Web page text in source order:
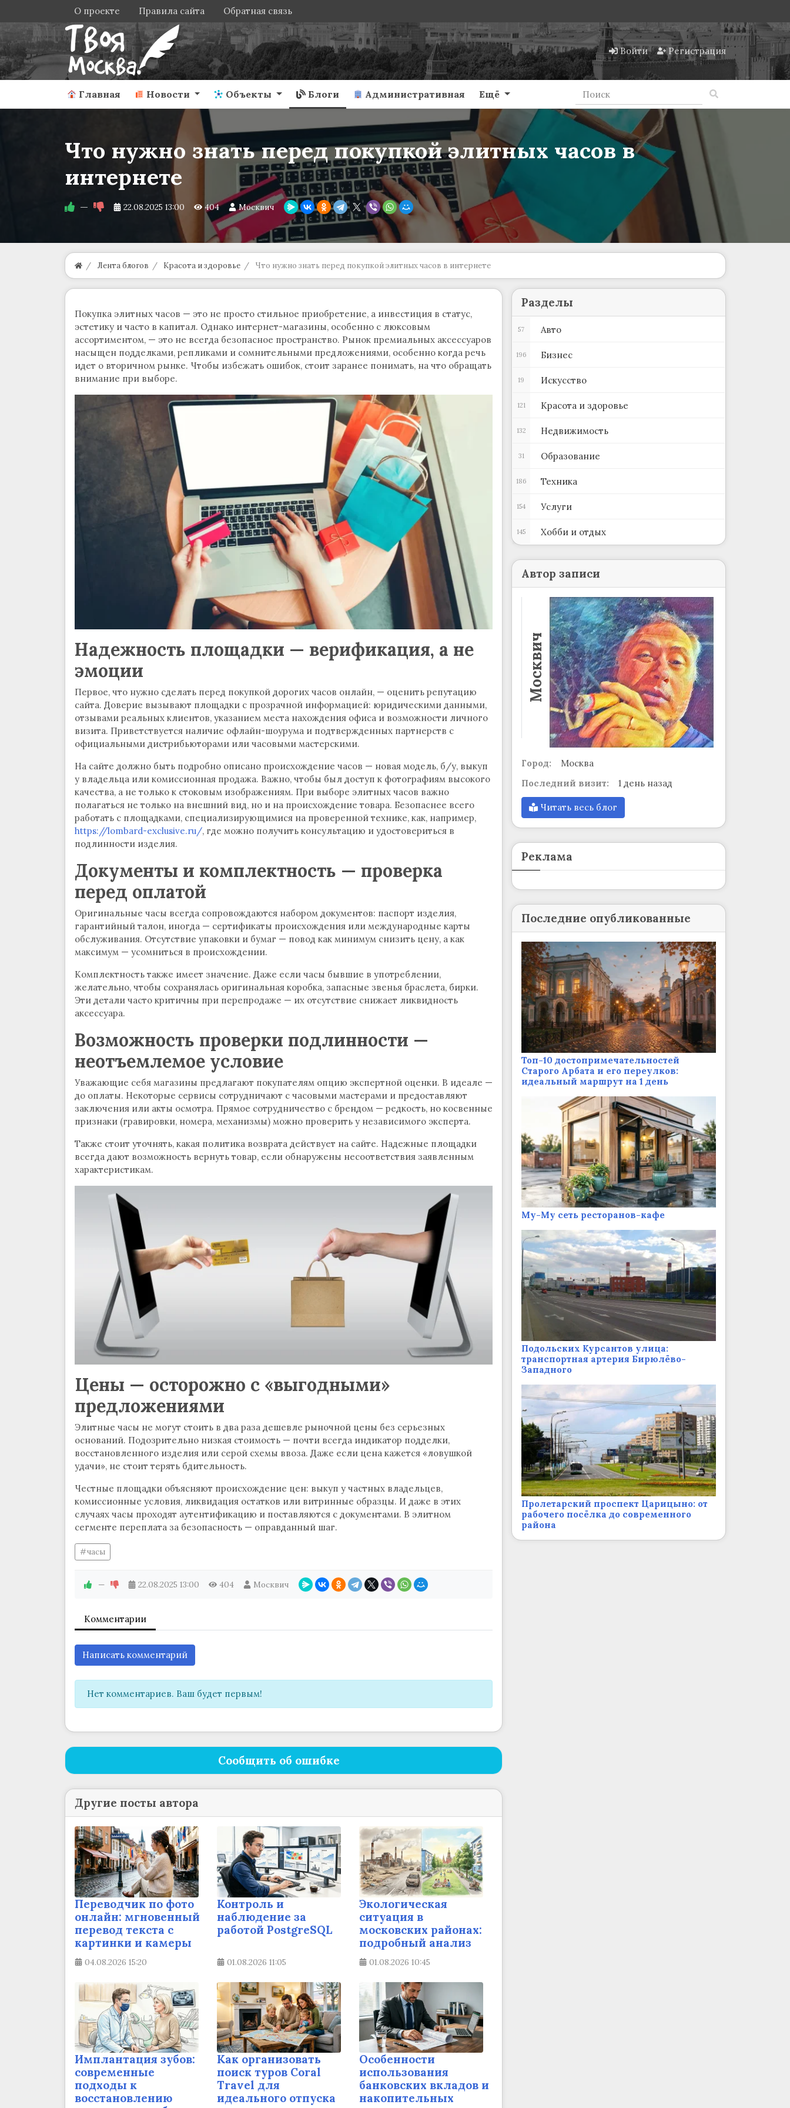
О проекте Правила сайта Обратная связь
Войти Регистрация
Главная Новости Объекты Блоги Административная Ещё
Что нужно знать перед покупкой элитных часов в
интернете
— 22.08.2025 13:00 404 Москвич
Лента блогов Красота и здоровье Что нужно знать перед покупкой элитных часов в интернете
Покупка элитных часов — это не просто стильное приобретение, а инвестиция в статус,
эстетику и часто в капитал. Однако интернет-магазины, особенно с люксовым
ассортиментом, — это не всегда безопасное пространство. Рынок премиальных аксессуаров
насыщен подделками, репликами и сомнительными предложениями, особенно когда речь
идет о вторичном рынке. Чтобы избежать ошибок, стоит заранее понимать, на что обращать
внимание при выборе.
Надежность площадки — верификация, а не
эмоции
Первое, что нужно сделать перед покупкой дорогих часов онлайн, — оценить репутацию
сайта. Доверие вызывают площадки с прозрачной информацией: юридическими данными,
отзывами реальных клиентов, указанием места нахождения офиса и возможности личного
визита. Приветствуется наличие офлайн-шоурума и подтвержденных партнерств с
официальными дистрибьюторами или часовыми мастерскими.
На сайте должно быть подробно описано происхождение часов — новая модель, б/у, выкуп
у владельца или комиссионная продажа. Важно, чтобы был доступ к фотографиям высокого
качества, а не только к стоковым изображениям. При выборе элитных часов важно
полагаться не только на внешний вид, но и на происхождение товара. Безопаснее всего
работать с площадками, специализирующимися на проверенной технике, как, например,
https://lombard-exclusive.ru/, где можно получить консультацию и удостовериться в
подлинности изделия.
Документы и комплектность — проверка
перед оплатой
Оригинальные часы всегда сопровождаются набором документов: паспорт изделия,
гарантийный талон, иногда — сертификаты происхождения или международные карты
обслуживания. Отсутствие упаковки и бумаг — повод как минимум снизить цену, а как
максимум — усомниться в происхождении.
Комплектность также имеет значение. Даже если часы бывшие в употреблении,
желательно, чтобы сохранялась оригинальная коробка, запасные звенья браслета, бирки.
Эти детали часто критичны при перепродаже — их отсутствие снижает ликвидность
аксессуара.
Возможность проверки подлинности —
неотъемлемое условие
Уважающие себя магазины предлагают покупателям опцию экспертной оценки. В идеале —
до оплаты. Некоторые сервисы сотрудничают с часовыми мастерами и предоставляют
заключения или акты осмотра. Прямое сотрудничество с брендом — редкость, но косвенные
признаки (гравировки, номера, механизмы) можно проверить у независимого эксперта.
Также стоит уточнять, какая политика возврата действует на сайте. Надежные площадки
всегда дают возможность вернуть товар, если обнаружены несоответствия заявленным
характеристикам.
Цены — осторожно с «выгодными»
предложениями
Элитные часы не могут стоить в два раза дешевле рыночной цены без серьезных
оснований. Подозрительно низкая стоимость — почти всегда индикатор подделки,
восстановленного изделия или серой схемы ввоза. Даже если цена кажется «ловушкой
удачи», не стоит терять бдительность.
Честные площадки объясняют происхождение цен: выкуп у частных владельцев,
комиссионные условия, ликвидация остатков или витринные образцы. И даже в этих
случаях часы проходят аутентификацию и поставляются с документами. В элитном
сегменте переплата за безопасность — оправданный шаг.
часы
— 22.08.2025 13:00 404 Москвич
Комментарии
Написать комментарий
Нет комментариев. Ваш будет первым!
Сообщить об ошибке
Другие посты автора
Переводчик по фото
онлайн: мгновенный
перевод текста с
картинки и камеры
04.08.2026 15:20
Контроль и
наблюдение за
работой PostgreSQL
01.08.2026 11:05
Экологическая
ситуация в
московских районах:
подробный анализ
01.08.2026 10:45
Имплантация зубов:
современные
подходы к
восстановлению
Как организовать
поиск туров Coral
Travel для
идеального отпуска
Особенности
использования
банковских вкладов и
накопительных
Разделы
Авто
57
Бизнес
196
Искусство
19
Красота и здоровье
121
Недвижимость
132
Образование
31
Техника
186
Услуги
154
Хобби и отдых
145
Автор записи
Москвич
Город:
Москва
Последний визит:
1 день назад
Читать весь блог
Реклама
Последние опубликованные
Топ-10 достопримечательностей
Старого Арбата и его переулков:
идеальный маршрут на 1 день
Му-Му сеть ресторанов-кафе
Подольских Курсантов улица:
транспортная артерия Бирюлёво-
Западного
Пролетарский проспект Царицыно: от
рабочего посёлка до современного
района